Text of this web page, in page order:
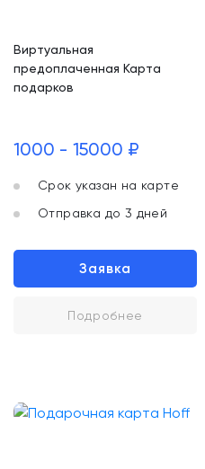
Виртуальная
предоплаченная Карта
подарков
1000 - 15000 ₽
Срок указан на карте
Отправка до 3 дней
Заявка
Подробнее